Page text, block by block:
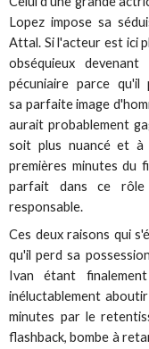
Lopez impose sa
Attal. Si l'acteur est ici
obséquieux
pécuniaire parce
sa parfaite image
aurait probablement
soit plus nuancé et à
premières minutes du
parfait dans ce
responsable.
Ces deux raisons qui
qu'il perd sa
Ivan étant
inéluctablement
minutes par le
flashback, bombe à